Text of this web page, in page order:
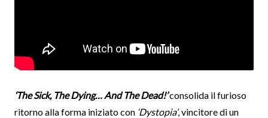
‘The Sick, The Dying… And The Dead!’consolida il furioso
ritorno alla forma iniziato con ‘Dystopia’, vincitore di un